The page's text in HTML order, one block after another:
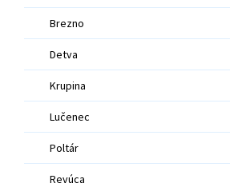
Brezno
Detva
Krupina
Lučenec
Poltár
Revúca